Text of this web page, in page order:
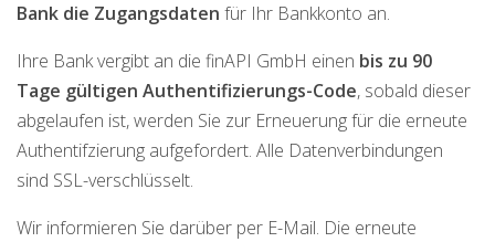
Bank die Zugangsdaten für Ihr Bankkonto an.
Ihre Bank vergibt an die finAPI GmbH einen bis zu 90
Tage gültigen Authentifizierungs-Code, sobald dieser
abgelaufen ist, werden Sie zur Erneuerung für die erneute
Authentifzierung aufgefordert. Alle Datenverbindungen
sind SSL-verschlüsselt.
Wir informieren Sie darüber per E-Mail. Die erneute